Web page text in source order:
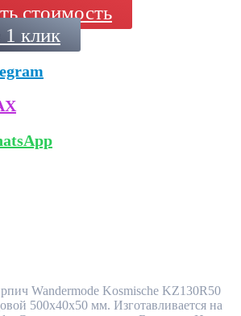
стоимость
1 клик
Wandermode Kosmische KZ130R50
500x40x50 мм. Изготавливается на